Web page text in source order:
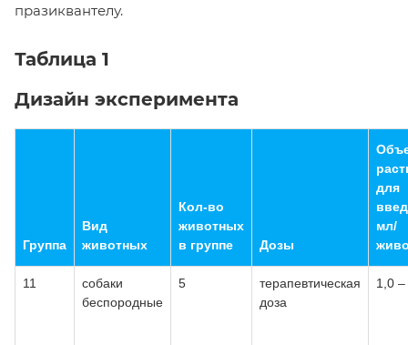
празиквантелу.
Таблица 1
Дизайн эксперимента
Группа
Вид
животных
Кол-во
животных
в группе
Дозы
для
мл/
11
собаки
беспородные
5
терапевтическая
доза
1,0